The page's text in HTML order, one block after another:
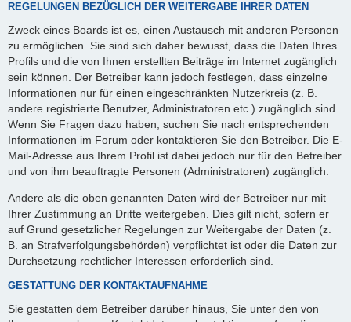
REGELUNGEN BEZÜGLICH DER WEITERGABE IHRER DATEN
Zweck eines Boards ist es, einen Austausch mit anderen Personen
zu ermöglichen. Sie sind sich daher bewusst, dass die Daten Ihres
Profils und die von Ihnen erstellten Beiträge im Internet zugänglich
sein können. Der Betreiber kann jedoch festlegen, dass einzelne
Informationen nur für einen eingeschränkten Nutzerkreis (z. B.
andere registrierte Benutzer, Administratoren etc.) zugänglich sind.
Wenn Sie Fragen dazu haben, suchen Sie nach entsprechenden
Informationen im Forum oder kontaktieren Sie den Betreiber. Die E-
Mail-Adresse aus Ihrem Profil ist dabei jedoch nur für den Betreiber
und von ihm beauftragte Personen (Administratoren) zugänglich.
Andere als die oben genannten Daten wird der Betreiber nur mit
Ihrer Zustimmung an Dritte weitergeben. Dies gilt nicht, sofern er
auf Grund gesetzlicher Regelungen zur Weitergabe der Daten (z.
B. an Strafverfolgungsbehörden) verpflichtet ist oder die Daten zur
Durchsetzung rechtlicher Interessen erforderlich sind.
GESTATTUNG DER KONTAKTAUFNAHME
Sie gestatten dem Betreiber darüber hinaus, Sie unter den von